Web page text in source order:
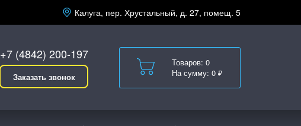
Калуга, пер. Хрустальный, д. 27, помещ. 5
+7 (4842) 200-197
Заказать звонок
Товаров: 0
На сумму: 0 ₽